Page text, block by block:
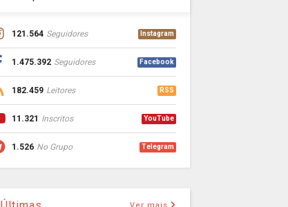
121.564 Seguidores Instagram
1.475.392 Seguidores Facebook
182.459 Leitores RSS
11.321 Inscritos YouTube
1.526 No Grupo Telegram